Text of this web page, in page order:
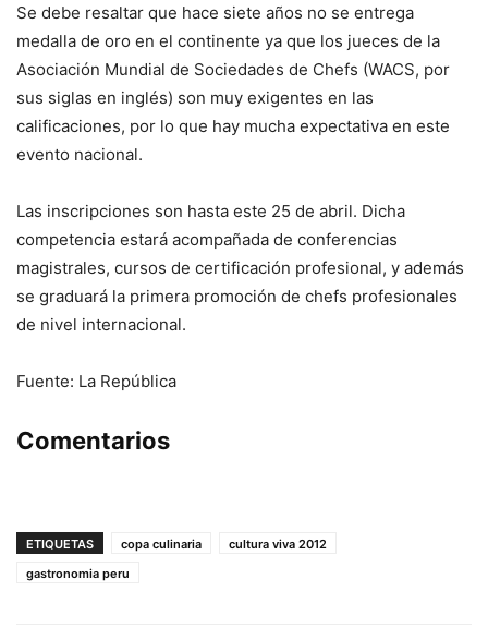
Se debe resaltar que hace siete años no se entrega
medalla de oro en el continente ya que los jueces de la
Asociación Mundial de Sociedades de Chefs (WACS, por
sus siglas en inglés) son muy exigentes en las
calificaciones, por lo que hay mucha expectativa en este
evento nacional.
Las inscripciones son hasta este 25 de abril. Dicha
competencia estará acompañada de conferencias
magistrales, cursos de certificación profesional, y además
se graduará la primera promoción de chefs profesionales
de nivel internacional.
Fuente: La República
Comentarios
ETIQUETAS copa culinaria
cultura viva 2012
gastronomia peru